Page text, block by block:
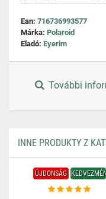
Ean: 716736993577
Márka: Polaroid
Eladó: Eyerim
További
INNE PRODUKTY Z
ÚJDONSÁG